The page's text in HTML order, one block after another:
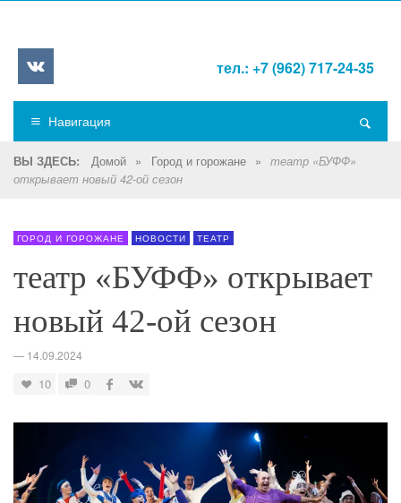
тел.: +7 (962) 717-24-35
Навигация
ВЫ ЗДЕСЬ: Домой » Город и горожане »
театр «БУФФ»
открывает новый 42-ой сезон
ГОРОД И ГОРОЖАНЕ НОВОСТИ ТЕАТР
театр «БУФФ» открывает
новый 42-ой сезон
— 14.09.2024
10 0